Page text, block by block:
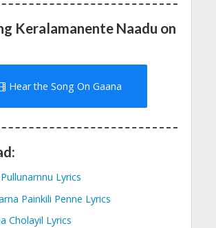
Keralamanente Naadu on
Hear the Song On Gaana
Lyrics
Painkili Penne Lyrics
Cholayil Lyrics